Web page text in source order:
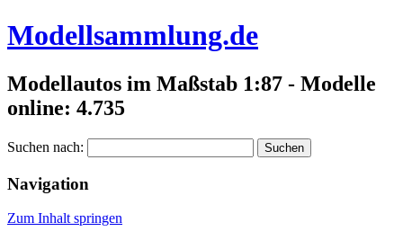
Modellsammlung.de
Modellautos im Maßstab 1:87 - Modelle
online: 4.735
Suchen nach:
Navigation
Zum Inhalt springen